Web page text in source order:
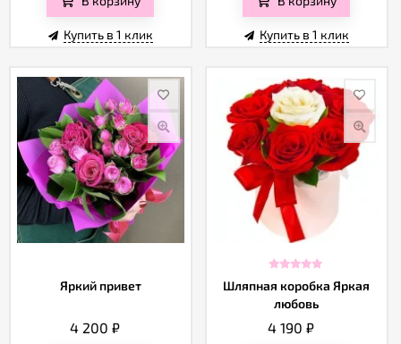
Купить в 1 клик Купить в 1 клик
Яркий привет
4 200₽
Шляпная коробка Яркая
любовь
4 190₽